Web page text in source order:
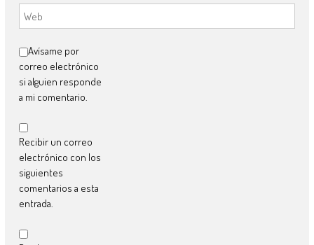
Avísame por
correo electrónico
si alguien responde
a mi comentario.
Recibir un correo
electrónico con los
siguientes
comentarios a esta
entrada.